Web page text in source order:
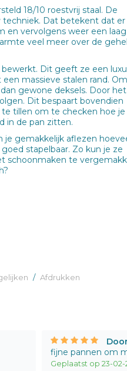
18/10 roestvrij staal. De
Dat betekent dat
en vervolgens weer een
veel meer over de
Dit geeft ze een
massieve stalen rand.
gewone deksels. Door het
Dit bespaart bovendien
tillen om te checken hoe
in de pan zitten.
je gemakkelijk aflezen
stapelbaar. Zo kun je ze
schoonmaken te
/ Afdrukken
fijne pannen om
Geplaatst op 23-02-